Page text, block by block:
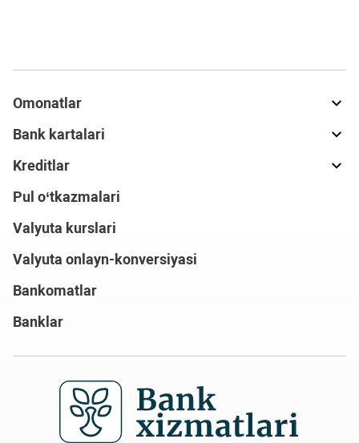
Omonatlar
Bank kartalari
Kreditlar
Pul o‘tkazmalari
Valyuta kurslari
Valyuta onlayn-konversiyasi
Bankomatlar
Banklar